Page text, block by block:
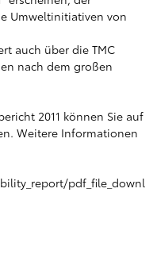
Umweltinitiativen von
auch über die TMC
nach dem großen
2011 können Sie auf
Weitere Informationen
pdf_file_downl